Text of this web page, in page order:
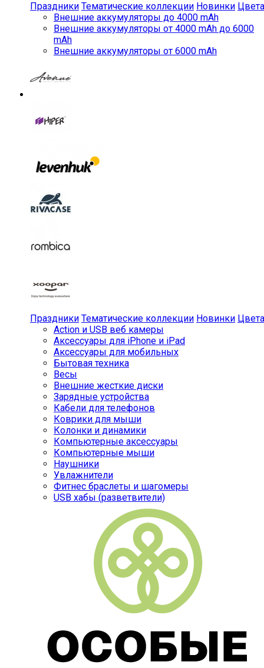
Праздники Тематические коллекции Новинки Цвета
Внешние аккумуляторы до 4000 mAh
Внешние аккумуляторы от 4000 mAh до 6000
mAh
Внешние аккумуляторы от 6000 mAh
Праздники Тематические коллекции Новинки Цвета
Action и USB веб камеры
Аксессуары для iPhone и iPad
Аксессуары для мобильных
Бытовая техника
Весы
Внешние жесткие диски
Зарядные устройства
Кабели для телефонов
Коврики для мыши
Колонки и динамики
Компьютерные аксессуары
Компьютерные мыши
Наушники
Увлажнители
Фитнес браслеты и шагомеры
USB хабы (разветвители)